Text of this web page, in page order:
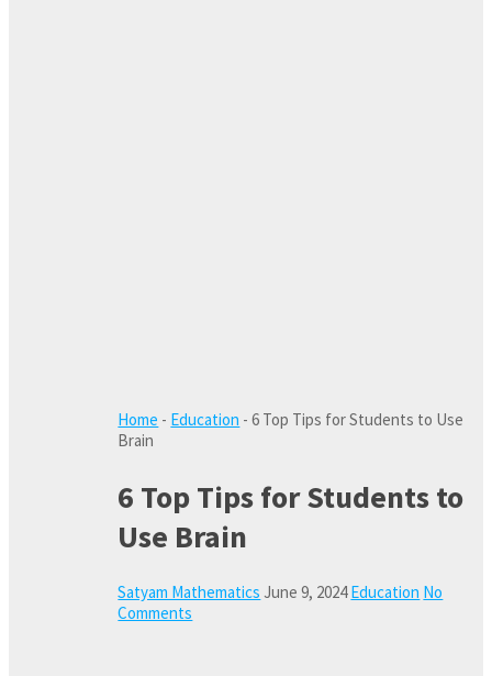
Home - Education -6 Top Tips for Students to Use
Brain
6 Top Tips for Students to
Use Brain
Satyam Mathematics June 9, 2024Education No
Comments